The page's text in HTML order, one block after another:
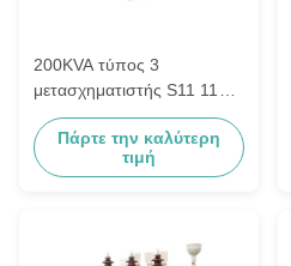
200KVA τύπος 3
μετασχηματιστής S11 11KV
πετρελαίου διανομής φάσης
σε 415V
Πάρτε την καλύτερη
τιμή